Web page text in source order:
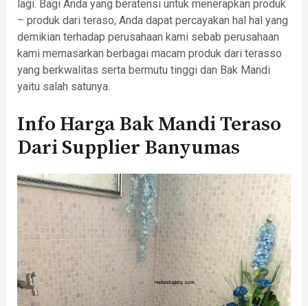
lagi. Bagi Anda yang beratensi untuk menerapkan produk
– produk dari teraso, Anda dapat percayakan hal hal yang
demikian terhadap perusahaan kami sebab perusahaan
kami memasarkan berbagai macam produk dari terasso
yang berkwalitas serta bermutu tinggi dan Bak Mandi
yaitu salah satunya.
Info Harga Bak Mandi Teraso
Dari Supplier Banyumas